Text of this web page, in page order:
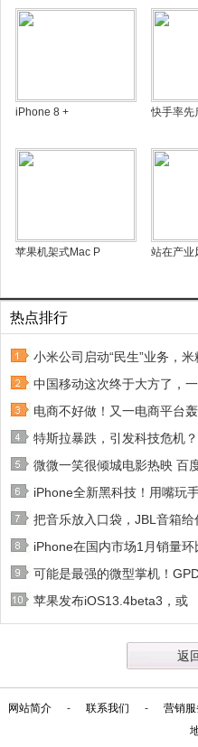
iPhone 8 + 快手率先
苹果机架式Mac P 站在产业
热点排行
小米公司启动“民生”业务，
中国移动这次终于大方了，
电商不好做！又一电商平台
特斯拉暴跌，引发科技危机？
微微一笑很倾城电影热映 百
iPhone全新黑科技！用嘴玩手
把音乐放入口袋，JBL音箱给
iPhone在国内市场1月销量环
可能是最强的微型掌机！
苹果发布iOS13.4beta3，或
返
网站简介 - 联系我们 - 营销服